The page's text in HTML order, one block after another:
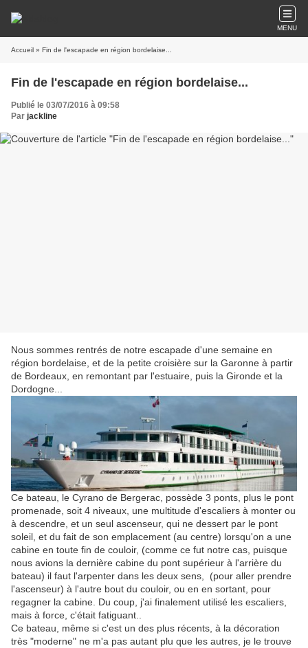
MENU
Accueil » Fin de l'escapade en région bordelaise...
Fin de l'escapade en région bordelaise...
Publié le 03/07/2016 à 09:58
Par jackline
Nous sommes rentrés de notre escapade d'une semaine en
région bordelaise, et de la petite croisière sur la Garonne à partir
de Bordeaux, en remontant par l'estuaire, puis la Gironde et la
Dordogne...
Ce bateau, le Cyrano de Bergerac, possède 3 ponts, plus le pont
promenade, soit 4 niveaux, une multitude d'escaliers à monter ou
à descendre, et un seul ascenseur, qui ne dessert par le pont
soleil, et du fait de son emplacement (au centre) lorsqu'on a une
cabine en toute fin de couloir, (comme ce fut notre cas, puisque
nous avions la dernière cabine du pont supérieur à l'arrière du
bateau) il faut l'arpenter dans les deux sens, (pour aller prendre
l'ascenseur) à l'autre bout du couloir, ou en en sortant, pour
regagner la cabine. Du coup, j'ai finalement utilisé les escaliers,
mais à force, c'était fatiguant..
Ce bateau, même si c'est un des plus récents, à la décoration
très "moderne" ne m'a pas autant plu que les autres, je le trouve